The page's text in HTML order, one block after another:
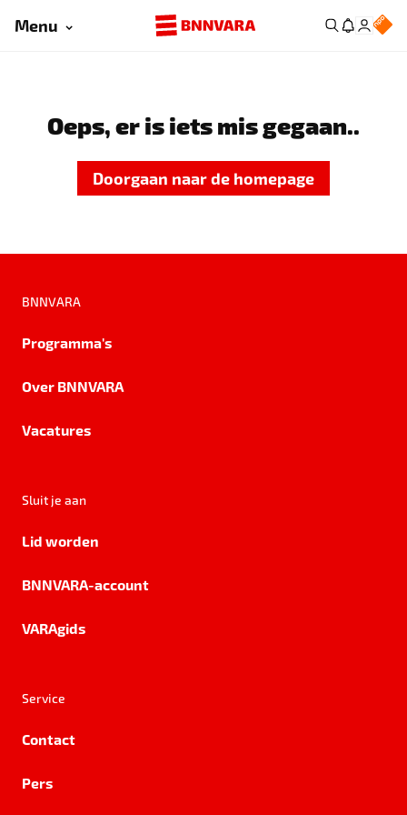
Menu
Oeps, er is iets mis gegaan..
Doorgaan naar de homepage
BNNVARA
Programma's
Over BNNVARA
Vacatures
Sluit je aan
Lid worden
BNNVARA-account
VARAgids
Service
Contact
Pers